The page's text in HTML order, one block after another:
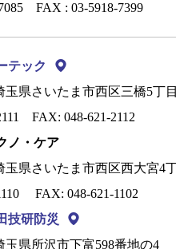
FAX : 03-5918-7399
テック
県さいたま市西区三橋5丁
FAX: 048-621-2112
ノ・ケア
県さいたま市西区西大宮4
FAX: 048-621-1102
技研防災
県所沢市下富598番地の4